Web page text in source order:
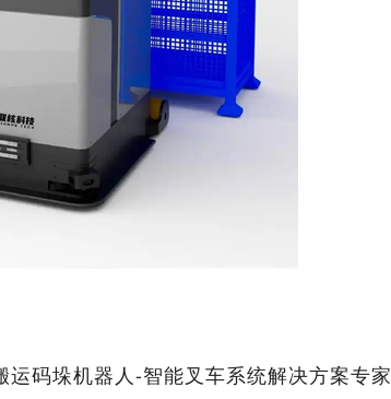
码垛机器人-智能叉车系统解决方案专家